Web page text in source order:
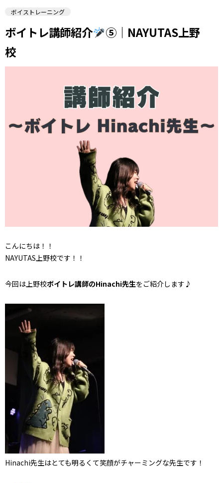
ボイストレーニング
ボイトレ講師紹介
⑤｜NAYUTAS上野
校
こんにちは！！
NAYUTAS上野校です！！
今回は上野校ボイトレ講師のHinachi先生をご紹介します♪
Hinachi先生はとても明るくて笑顔がチャーミングな先生です！